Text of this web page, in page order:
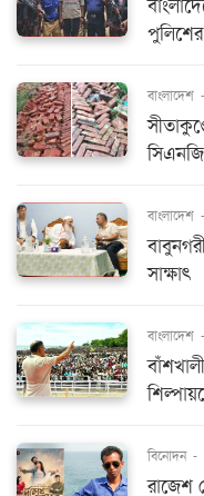
পুলিশের
বাংলাদেশ -
বাংলাদেশ -
সাক্ষাৎ
বাংলাদেশ -
বিনোদন -
রাজেশ